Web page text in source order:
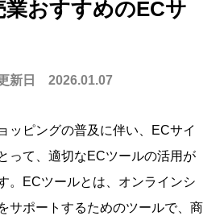
業おすすめのECサ
新日 2026.01.07
ッピングの普及に伴い、ECサイ
って、適切なECツールの活用が
。ECツールとは、オンラインシ
サポートするためのツールで、商